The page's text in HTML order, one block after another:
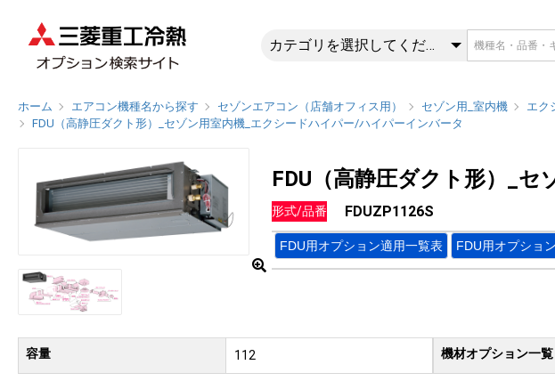
FDUZP1126S | FDU
カテゴリを選択してください
ホーム エアコン機種名から探す セゾンエアコン（店舗オフィス用） セゾン用_室内機
エク
FDU（高静圧ダクト形）_セゾン用室内機_エクシードハイパー/ハイパーインバータ
FDU（高静圧ダクト形）_
形式/品番 FDUZP1126S
FDU用オプション適用一覧表 FDU用オプショ
容量 112 機材オプション一覧